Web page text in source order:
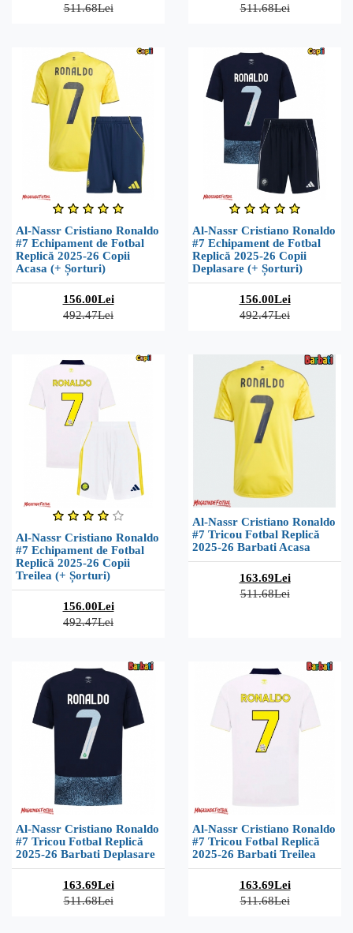
511.68Lei 511.68Lei
Al-Nassr Cristiano Ronaldo
#7 Echipament de Fotbal
Replică 2025-26 Copii
Acasa (+ Șorturi)
156.00Lei
492.47Lei
Al-Nassr Cristiano Ronaldo
#7 Echipament de Fotbal
Replică 2025-26 Copii
Deplasare (+ Șorturi)
156.00Lei
492.47Lei
Al-Nassr Cristiano Ronaldo
#7 Echipament de Fotbal
Replică 2025-26 Copii
Treilea (+ Șorturi)
156.00Lei
492.47Lei
Al-Nassr Cristiano Ronaldo
#7 Tricou Fotbal Replică
2025-26 Barbati Acasa
163.69Lei
511.68Lei
Al-Nassr Cristiano Ronaldo
#7 Tricou Fotbal Replică
2025-26 Barbati Deplasare
163.69Lei
511.68Lei
Al-Nassr Cristiano Ronaldo
#7 Tricou Fotbal Replică
2025-26 Barbati Treilea
163.69Lei
511.68Lei